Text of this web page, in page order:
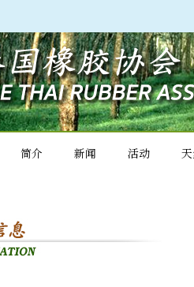
简介 新闻 活动